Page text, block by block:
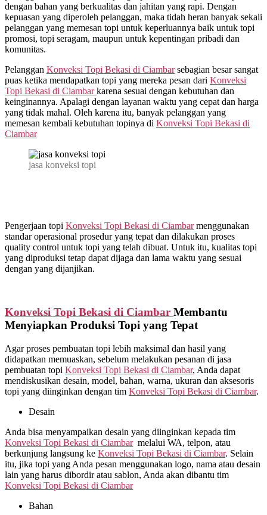
dengan bahan yang berkualitas dan jahitan yang rapi. Dengan
kepuasan yang diperoleh pelanggan, maka tidah heran banyak sekali
pelanggan yang memesan topi untuk keperluannya baik untuk topi
promosi, topi seragam, maupun untuk kepentingan pribadi dan
komunitas.
Pelanggan Konveksi Topi Bekasi di Ciambarsebagian besar sangat
puas ketika mendapatkan topi yang mereka pesan dari Konveksi
Topi Bekasi di Ciambar karena sesuai dengan kebutuhan dan
keinginannya. Apalagi dengan layanan waktu yang cepat dan harga
yang tidak mahal. Oleh karena itu, banyak pelanggan yang
memesan kembali kebutuhan topinya di Konveksi Topi Bekasi di
Ciambar
jasa konveksi topi
Pengerjaan topi Konveksi Topi Bekasi di Ciambarmenggunakan
standar operasional prosedur yang tepat dan dilakukan proses
quality control untuk topi yang telah dibuat. Untuk itu, kualitas topi
yang diproduksi tetap dapat dijaga dan lama waktu yang sesuai
dengan yang dijanjikan.
Konveksi Topi Bekasi di Ciambar Membantu
Menyiapkan Produksi Topi yang Tepat
Agar proses pembuatan topi lebih maksimal dan hasil yang
didapatkan memuaskan, sebelum melakukan pesanan di jasa
pembuatan topi Konveksi Topi Bekasi di Ciambar, Anda dapat
mendiskusikan desain, model, bahan, warna, ukuran dan aksesoris
topi yang diinginkan dengan tim Konveksi Topi Bekasi di Ciambar.
Desain
Anda bisa menyampaikan desain yang diinginkan kepada tim
Konveksi Topi Bekasi di Ciambarmelalui WA, telpon, atau
berkunjung langsung ke Konveksi Topi Bekasi di Ciambar. Selain
itu, jika topi yang Anda pesan menggunakan logo, nama atau desain
lain yang harus dibordir atau sablon, Anda akan dibantu tim
Konveksi Topi Bekasi di Ciambar
Bahan